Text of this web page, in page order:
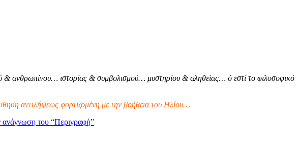
ανθρωπίνου… ιστορίας & συμβολισμού… μυστηρίου & αληθείας… ό εστί το φιλοσοφικό
αντιλήψεως φορτιζομένη με την βοήθεια του Ηλίου…
ανάγνωση του “Περιγραφή”